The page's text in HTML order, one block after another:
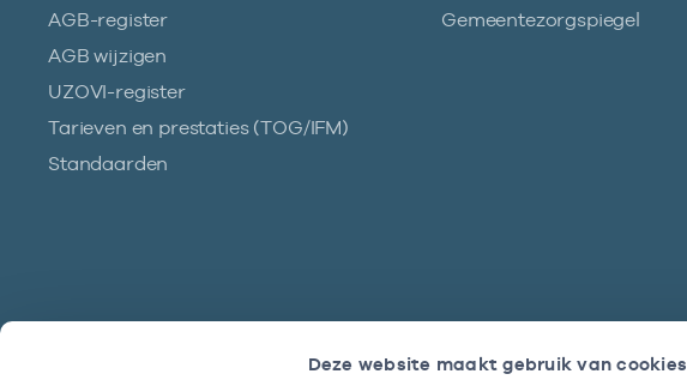
Deze website maakt gebruik van cookies
AGB-register
AGB wijzigen
UZOVI-register
Tarieven en prestaties (TOG/IFM)
Standaarden
Gemeentezorgspiegel